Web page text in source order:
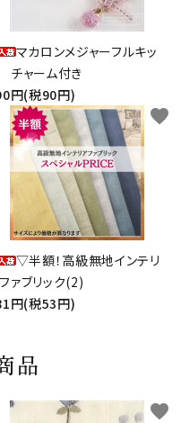
マカロンメジャーフルキッ
チャーム付き
円(税90円)
▽半額！高級無地インテリ
ァブリック(2)
円(税53円)
favorite
品
favorite